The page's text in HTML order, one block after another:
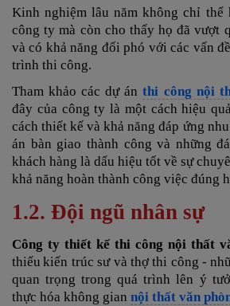
Kinh nghiệm lâu năm không chỉ thể
công ty mà còn cho thấy họ đã vượt
và có khả năng đối phó với các vấn
trình thi công.
Tham khảo các dự ánthi công nội
đây của công ty là một cách hiệu
cách thiết kế và khả năng đáp ứng
án bàn giao thành công và những
khách hàng là dấu hiệu tốt về sự
khả năng hoàn thành công việc đúng
1.2. Đội ngũ nhân sự
Công ty thiết kế thi công nội thất
thiếu kiến trúc sư và thợ thi công -
quan trọng trong quá trình lên ý
thực hóa không gian nội thất văn